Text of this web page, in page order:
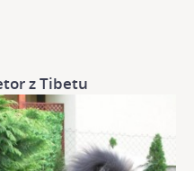
z Tibetu